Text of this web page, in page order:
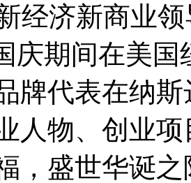
经济新商业
庆期间在美
牌代表在纳
人物、创业
，盛世华诞